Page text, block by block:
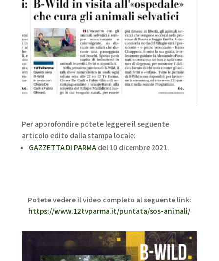
Per approfondire potete leggere il seguente
articolo edito dalla stampa locale:
GAZZETTA DI PARMAdel 10 dicembre 2021.
Potete vedere il video completo al seguente link:
https://www.12tvparma.it/puntata/sos-animali/